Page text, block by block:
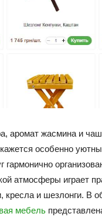
аромат жасмина и
особенно
гармонично
атмосферы играет
кресла и шезлонги. В
мебель